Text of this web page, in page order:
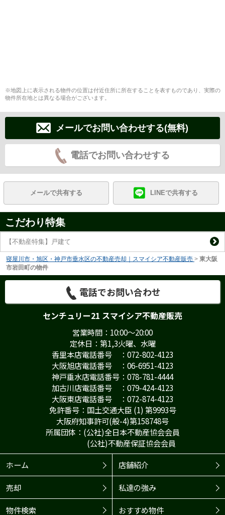
※地図上に表示される物件の位置は付近住所に所在することを表すものであり、実際の
物件所在地とは異なる場合がございます。
メールでお問い合わせする(無料)
電話でお問い合わせする
メールで共有する LINEで共有する
こだわり特集
【不動産特集】戸建て
寝屋川市・旭区・神戸市垂水区の不動産売却｜スマイシア不動産販売 > 東大阪
市岩田町の物件
電話でお問い合わせ
センチュリー21 スマイシア不動産販売
営業時間：10:00～20:00
定休日：第1,3火曜、水曜
香里本店電話番号 ：072-802-4123
大阪旭店電話番号 ：06-6951-4123
神戸垂水店電話番号：078-781-4444
加古川店電話番号 ：079-424-4123
大阪東店電話番号 ：072-874-4123
免許番号：国土交通大臣 (1) 第9993号
大阪府知事許可(般-4)第158748号
所属団体：(公社)全日本不動産協会会員
(公社)不動産保証協会会員
ホーム
店舗紹介
売却 私達の強み
物件検索 おすすめ物件